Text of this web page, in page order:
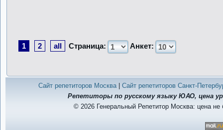
1 2 all Страница: Анкет:
Сайт репетиторов Москва| Сайт репетиторов Санкт-
Репетиторы по русскому языку ЮАО, цена
© 2026 Генеральный Репетитор Москва: цена не